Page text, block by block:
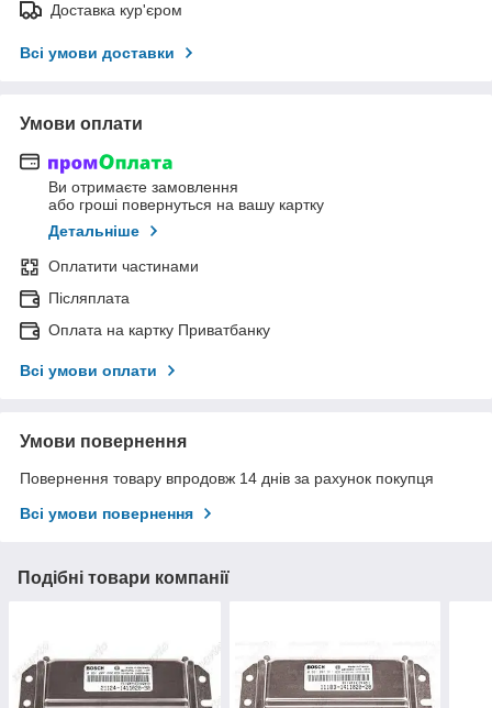
Доставка кур'єром
Всі умови доставки
Умови оплати
Ви отримаєте замовлення
або гроші повернуться на вашу картку
Детальніше
Оплатити частинами
Післяплата
Оплата на картку Приватбанку
Всі умови оплати
Умови повернення
Повернення товару впродовж 14 днів за рахунок покупця
Всі умови повернення
Подібні товари компанії